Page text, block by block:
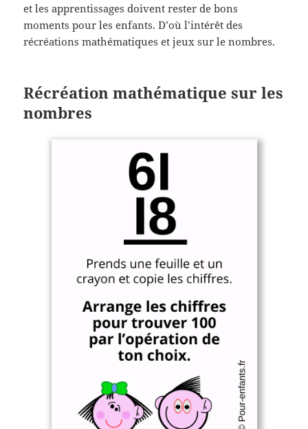
et les apprentissages doivent rester de bons
moments pour les enfants. D’où l’intérêt des
récréations mathématiques et jeux sur le nombres.
Récréation mathématique sur les
nombres